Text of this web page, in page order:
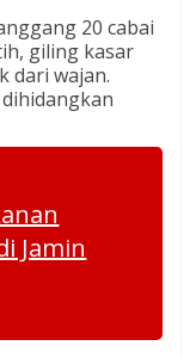
20 cabai
giling kasar
dari wajan.
dihidangkan
Jamin